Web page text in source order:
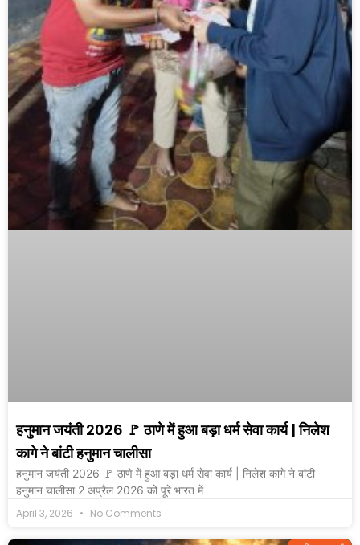
हनुमान जयंती 2026 🚩 ठाणे में हुआ बड़ा धर्म सेवा कार्य | निलेश
कागे ने बांटी हनुमान चालीसा
हनुमान जयंती 2026 🚩 ठाणे में हुआ बड़ा धर्म सेवा कार्य | निलेश कागे ने बांटी
हनुमान चालीसा 2 अप्रैल 2026 को पूरे भारत में
April 3, 2026
No Comments